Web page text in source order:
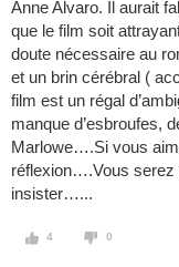
Anne Alvaro. Il aurait
que le film soit
doute nécessaire au
et un brin cérébral (
film est un régal
manque d’esbroufes,
Marlowe….Si vous
réflexion….Vous
insister…...
4 0